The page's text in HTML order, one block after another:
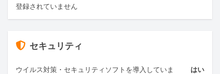
登録されていません
セキュリティ
ウイルス対策・セキュリティソフトを導入していま
はい